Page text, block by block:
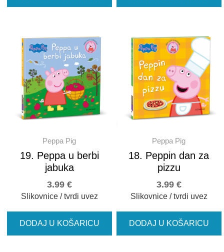
Peppa Pig
19. Peppa u berbi
jabuka
3.99 €
Slikovnice / tvrdi uvez
DODAJ U KOŠARICU
Peppa Pig
18. Peppin dan za
pizzu
3.99 €
Slikovnice / tvrdi uvez
DODAJ U KOŠARICU